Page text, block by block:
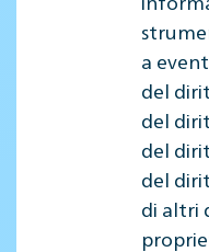
a
del
del
del
del
di altri